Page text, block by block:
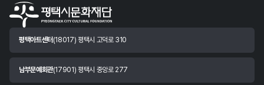
평택아트센터 (18017) 평택시 고덕로 310
남부문예회관(17901) 평택시 중앙로 277